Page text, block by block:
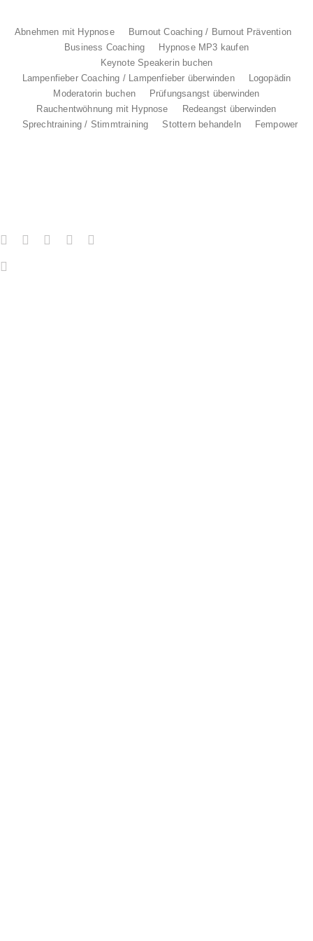
Abnehmen mit Hypnose
Burnout Coaching / Burnout Prävention
Business Coaching
Hypnose MP3 kaufen
Keynote Speakerin buchen
Lampenfieber Coaching / Lampenfieber überwinden
Logopädin
Moderatorin buchen
Prüfungsangst überwinden
Rauchentwöhnung mit Hypnose
Redeangst überwinden
Sprechtraining / Stimmtraining
Stottern behandeln Fempower